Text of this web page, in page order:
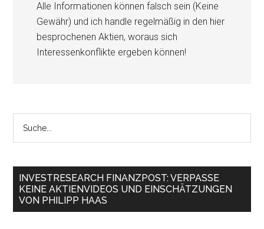
Alle Informationen können falsch sein (Keine
Gewähr) und ich handle regelmäßig in den hier
besprochenen Aktien, woraus sich
Interessenkonflikte ergeben können!
INVESTRESEARCH FINANZPOST: VERPASSE
KEINE AKTIENVIDEOS UND EINSCHÄTZUNGEN
VON PHILIPP HAAS